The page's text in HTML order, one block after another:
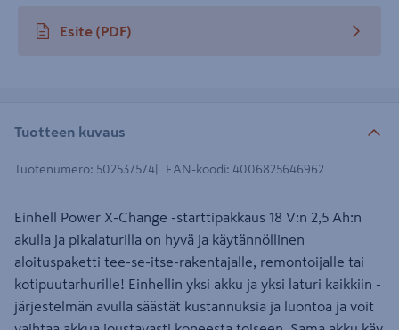
Esite (PDF)
avautuu uuteen välilehteen
Tuotteen kuvaus
Tuotenumero: 502537574 EAN-koodi: 4006825646962
Einhell Power X-Change -starttipakkaus 18 V:n 2,5 Ah:n
akulla ja pikalaturilla on hyvä ja käytännöllinen
aloituspaketti tee-se-itse-rakentajalle, remontoijalle tai
kotipuutarhurille! Einhellin yksi akku ja yksi laturi kaikkiin -
järjestelmän avulla säästät kustannuksia ja luontoa ja voit